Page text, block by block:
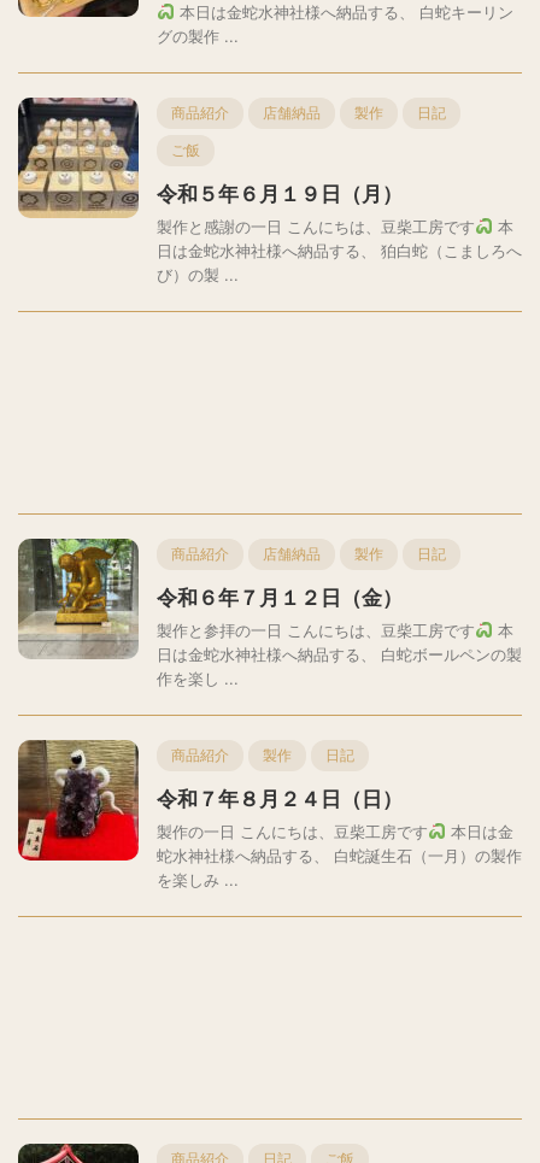
本日は金蛇水神社様へ納品する、 白蛇キーリン
グの製作 ...
商品紹介 店舗納品 製作 日記
ご飯
令和５年６月１９日（月）
製作と感謝の一日 こんにちは、豆柴工房です
本
日は金蛇水神社様へ納品する、 狛白蛇（こましろへ
び）の製 ...
商品紹介 店舗納品 製作 日記
令和６年７月１２日（金）
製作と参拝の一日 こんにちは、豆柴工房です
本
日は金蛇水神社様へ納品する、 白蛇ボールペンの製
作を楽し ...
商品紹介 製作 日記
令和７年８月２４日（日）
製作の一日 こんにちは、豆柴工房です
本日は金
蛇水神社様へ納品する、 白蛇誕生石（一月）の製作
を楽しみ ...
商品紹介 日記 ご飯